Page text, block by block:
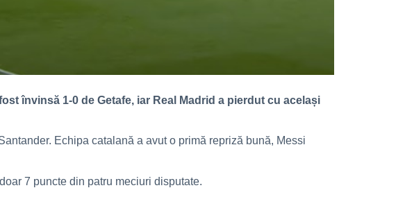
învinsă 1-0 de Getafe, iar Real Madrid a pierdut cu același
Echipa catalană a avut o primă repriză bună, Messi
7 puncte din patru meciuri disputate.